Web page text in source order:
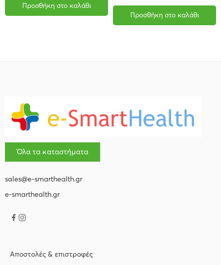
Προσθήκη στο καλάθι
Προσθήκη στο καλάθι
Όλα τα καταστήματα
sales@e-smarthealth.gr
e-smarthealth.gr
Αποστολές & επιστροφές